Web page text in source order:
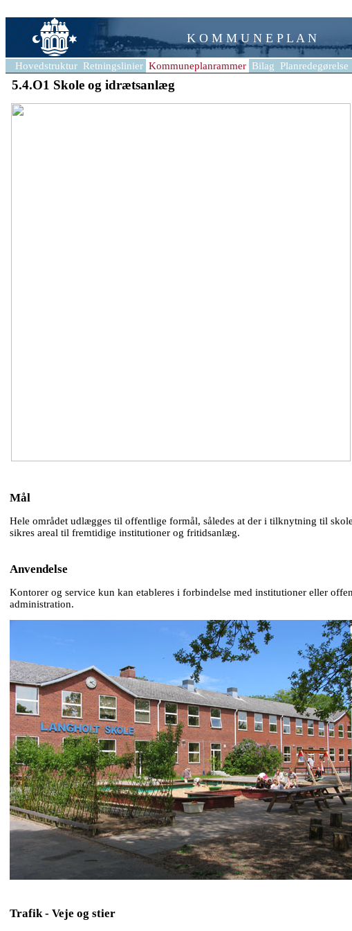
K O M M U N E P L A N
Hovedstruktur Retningslinier Kommuneplanrammer Bilag Planredegørelse
5.4.O1 Skole og idrætsanlæg
Mål
Hele området udlægges til offentlige formål, således at der i tilknytning til
sikres areal til fremtidige institutioner og fritidsanlæg.
Anvendelse
Kontorer og service kun kan etableres i forbindelse med institutioner eller
administration.
Trafik - Veje og stier